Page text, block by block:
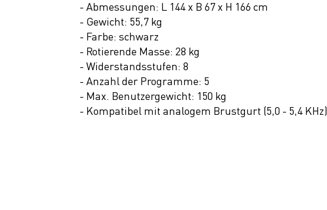
- Abmessungen: L 144 x B 67 x H 166 cm
- Gewicht: 55,7 kg
- Farbe: schwarz
- Rotierende Masse: 28 kg
- Widerstandsstufen: 8
- Anzahl der Programme: 5
- Max. Benutzergewicht: 150 kg
- Kompatibel mit analogem Brustgurt (5,0 - 5,4 KHz)